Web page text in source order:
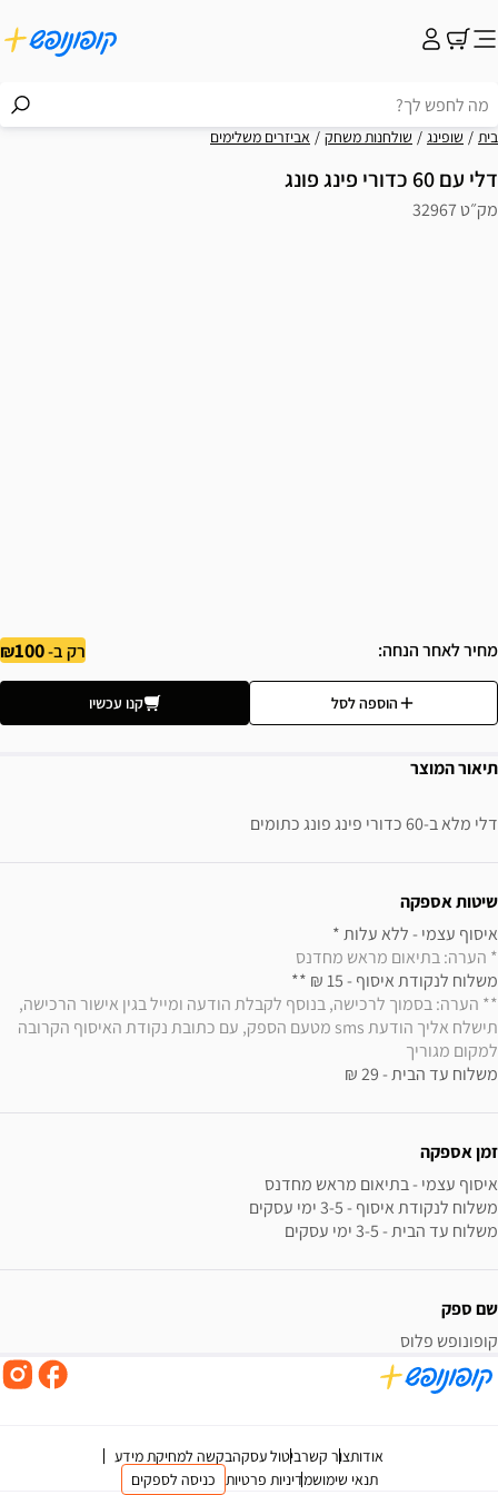
בית שופינג שולחנות משחק אביזרים משלימים
דלי עם 60 כדורי פינג פונג
מק״ט 32967
מחיר לאחר הנחה רק ב-100
הוספה לסל קנו עכשיו
תיאור המוצר
דלי מלא ב-60 כדורי פינג פונג כתומים
שיטות אספקה
איסוף עצמי - ללא עלות *
* הערה: בתיאום מראש מחדנס
משלוח לנקודת איסוף - 15 ₪ **
למקום מגוריך
משלוח עד הבית - 29 ₪
זמן אספקה
משלוח עד הבית - 3-5 ימי עסקים
שם ספק
קופונופש פלוס
אודותצור קשרביטול עסקהבקשה למחיקת מידע
תנאי שימושמדיניות פרטיות כניסה לספקים